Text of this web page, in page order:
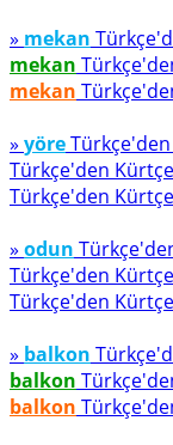
» mekan
mekan
mekan
» yöre
Türkçe'den
Türkçe'den
» odun
Türkçe'den
Türkçe'den
» balkon
balkon
balkon